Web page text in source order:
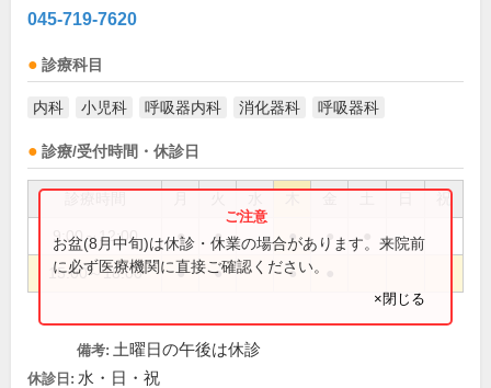
045-719-7620
診療科目
内科 小児科 呼吸器内科 消化器科 呼吸器科
診療/受付時間・休診日
祝
9:00～12:00 ● ● ● ●
15:00～18:00 ● ● ●
お盆(8月中旬)は休診・休業の場合があります。来院前
に必ず医療機関に直接ご確認ください。
×閉じる
備考: 土曜日の午後は休診
休診日: 水・日・祝